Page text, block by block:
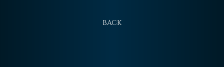
BACK